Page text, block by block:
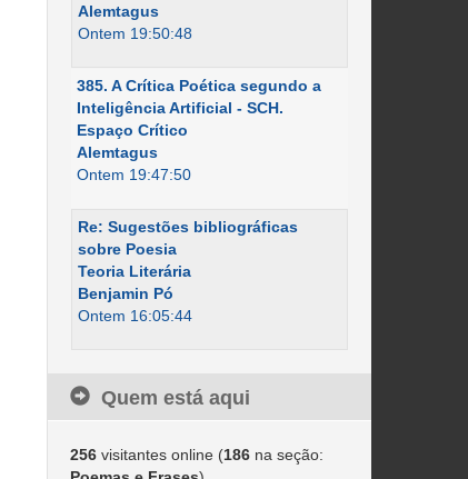
Alemtagus
Ontem 19:50:48
385. A Crítica Poética segundo a
Inteligência Artificial - SCH.
Espaço Crítico
Alemtagus
Ontem 19:47:50
Re: Sugestões bibliográficas
sobre Poesia
Teoria Literária
Benjamin Pó
Ontem 16:05:44
Quem está aqui
256visitantes online (186na seção: